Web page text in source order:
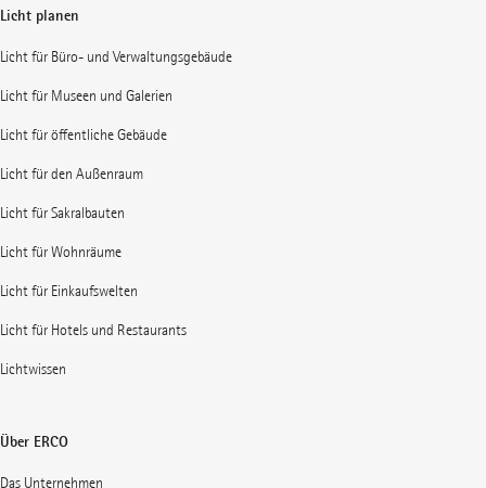
Licht planen
Licht für Büro- und Verwaltungsgebäude
Licht für Museen und Galerien
Licht für öffentliche Gebäude
Licht für den Außenraum
Licht für Sakralbauten
Licht für Wohnräume
Licht für Einkaufswelten
Licht für Hotels und Restaurants
Lichtwissen
Über ERCO
Das Unternehmen